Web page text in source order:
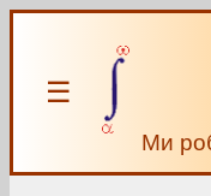
☰
Ми